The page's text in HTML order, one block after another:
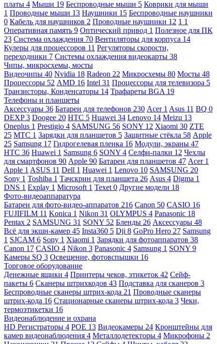
платы 4 Мыши 19 Беспроводные мыши 5 Коврики для мыши
1 Проводные мыши 13 Наушники 15 Беспроводные наушники
0 Кабель для наушников 2 Проводные наушники 12 1 1
Оперативная память 9 Оптический привод 1 Полезное для ПК
23 Система охлаждения 70 Вентиляторы для корпуса 14
Кулеры для процессоров 11 Регуляторы скорости,
переходники 7 Системы охлаждения видеокарты 38
Чипы, микросхемы, мосты
Видеочипы 40 Nvidia 18 Radeon 22 Микросхемы 80 Мосты 48
Процессоры 52 AMD 16 Intel 31 Процессоры для телевизора 5
Транзисторы, Конденсаторы 14 Трафареты BGA 19
Телефоны и планшеты
Аксессуары 36 Батареи для телефонов 230 Acer 1 Asus 11 BQ 0
DEXP3 Doogee 20 HTC 5 Huawei 34 Lenovo 14 Meizu 13
Oneplus 1 Prestigio 4 SAMSUNG 56 SONY 12 Xiaomi 30 ZTE
25 МТС 1 Зарядки для планшетов 5 Защитные стёкла 58 Apple
25 Samsung 17 Гидрогелевая пленка 16 Модули, экраны 47
HTC 36 Huawei 1 Samsung 6 SONY 4 Селфи-палки 12 Чехлы
для смартфонов 90 Apple 90 Батареи для планшетов 47 Acer 1
Apple 1 ASUS 11 Dell 1 Huawei 1 Lenovo 10 SAMSUNG 20
Sony 1 Toshiba 1 Тачскрин для планшета 26 Asus 4 Digma 1
DNS 1 Explay 1 Microsoft 1 Texet 0 Другие модели 18
Фото-видеоаппаратура
Батареи для фото-видео-аппаратов 216 Canon 50 CASIO 16
FUJIFILM 11 Konica 1 Nikon 31 OLYMPUS 4 Panasonic 18
Pentax 2 SAMSUNG 31 SONY 52 Бленды 26 Аксессуары 48
Всё для экшн-камер 45 Insta360 5 Dji 8 GoPro Hero 27 Samsung
1 SJCAM 6 Sony 1 Xiaomi 1 Зарядки для фотоаппаратов 38
Canon 17 CASIO 4 Nikon 3 Panasonic 4 Samsung 1 SONY 9
Камеры SQ 3 Освещение, фотовспышки 16
Торговое оборудование
Денежные ящики 4 Принтеры чеков, этикеток 42 Сейф-
пакеты 6 Сканеры штрихкодов 43 Подставка для сканеров 3
Беспроводные сканеры штрих-кода 21 Проводные сканеры
штрих-кода 16 Стационарные сканеры штрих-кода 3 Чеки,
термоэтикетки 16
Видеонаблюдение и охрана
HD Регистраторы 4 POE 13 Видеокамеры 24 Кронштейны для
камер видеонаблюдения 4 Металлодетекторы 4 Микрофоны 2